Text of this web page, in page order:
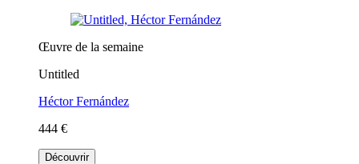
Œuvre de la semaine
Untitled
Héctor Fernández
444 €
Découvrir